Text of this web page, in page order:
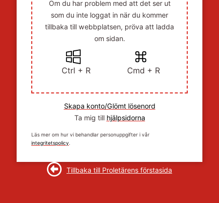
Om du har problem med att det ser ut
som du inte loggat in när du kommer
tillbaka till webbplatsen, pröva att ladda
om sidan.
Ctrl + R Cmd + R
Skapa konto/Glömt lösenord
Ta mig till hjälpsidorna
Läs mer om hur vi behandlar personuppgifter i vår
integritetspolicy.
Tillbaka till Proletärens förstasida